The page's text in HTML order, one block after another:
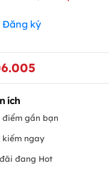
Đăng ký
ích
gần bạn
kiếm ngay
đang Hot